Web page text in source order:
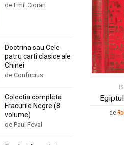
de
de Emil Cioran
Doctrina sau Cele
patru carti clasice ale
Chinei
de Confucius
Colectia completa
Fracurile Negre (8
volume)
de Paul Feval